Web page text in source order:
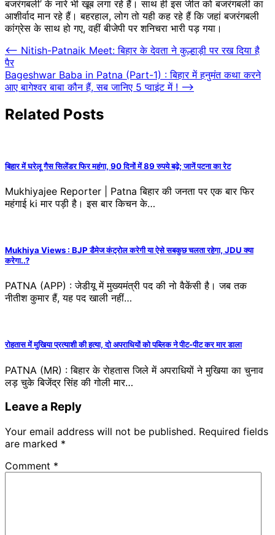
बजरंगबली’ के नारे भी खूब लगा रहे हैं। साथ ही इस जीत को बजरंगबली का
आशीर्वाद मान रहे हैं। बहरहाल, लोग तो यही कह रहे हैं कि जहां बजरंगबली
कांग्रेस के साथ हो गए, वहीं बीजेपी पर शनिचरा भारी पड़ गया।
Post
navigation
⟵ Nitish-Patnaik Meet: बिहार के देवता ने कुल्हाड़ी पर रख दिया है
पैर
Bageshwar Baba in Patna (Part-1) : बिहार में हनुमंत कथा करने
आए बागेश्वर बाबा कौन हैं, सब जानिए 5 प्वाइंट में ! ⟶
Related Posts
बिहार में घरेलू गैस सिलेंडर फिर महंगा, 90 दिनों में 89 रुपये बढ़े; जानें पटना का रेट
​Mukhiyajee Reporter | Patna बिहार की जनता पर एक बार फिर
महंगाई ki मार पड़ी है। इस बार किचन के…
Mukhiya Views : BJP डैमेज कंट्रोल करेगी या ऐसे सबकुछ चलता रहेगा, JDU क्या
करेगा..?
PATNA (APP) : जेडीयू में मुख्यमंत्री पद की नो वैकेंसी है। जब तक
नीतीश कुमार हैं, यह पद खाली नहीं…
रोहतास में मुखिया प्रत्याशी की हत्या, दो अपराधियों को पब्लिक ने पीट-पीट कर मार डाला
PATNA (MR) : बिहार के रोहतास जिले में अपराधियों ने मुखिया का चुनाव
लड़ चुके बिजेंद्र सिंह की गोली मार…
Leave a Reply
Your email address will not be published. Required fields
are marked *
Comment *